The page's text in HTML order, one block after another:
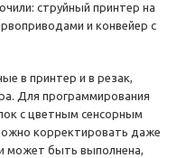
струйный принтер на
и конвейер с
в принтер и в резак,
Для программирования
с цветным сенсорным
корректировать даже
может быть выполнена,